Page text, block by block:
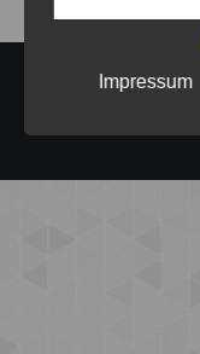
Impressum